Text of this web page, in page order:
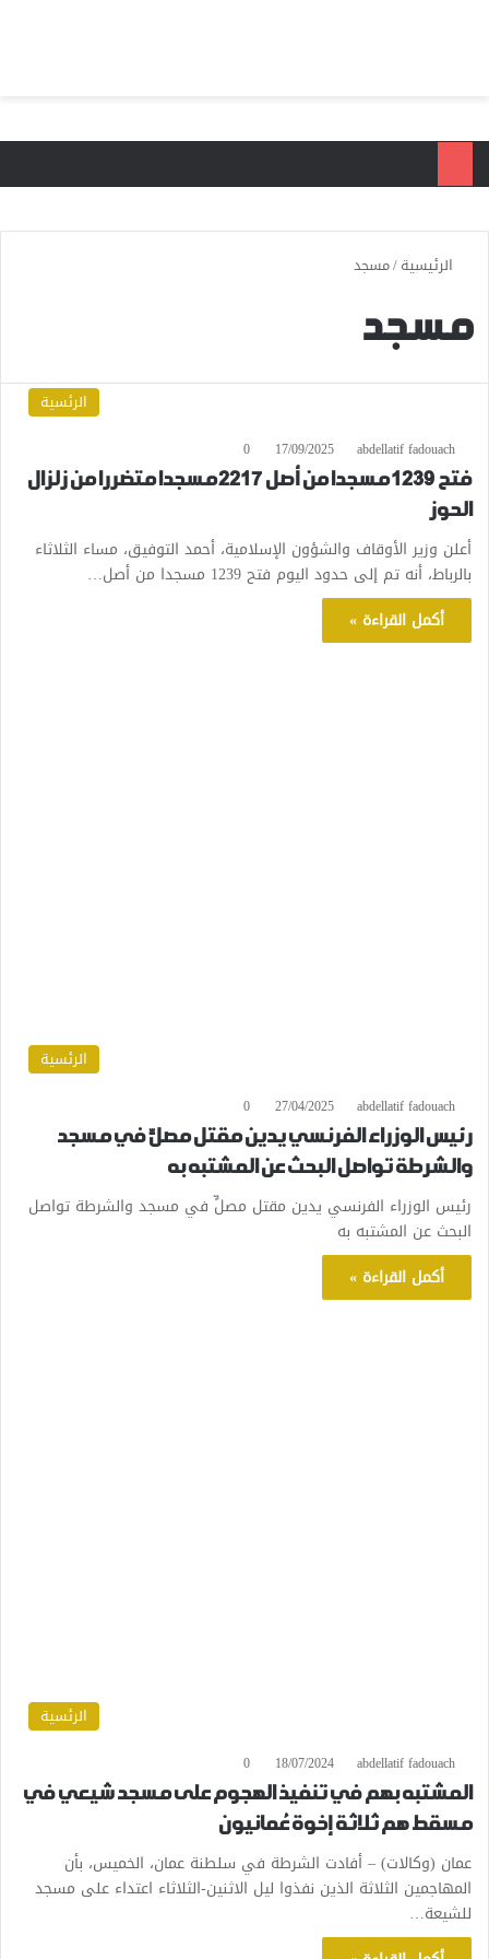
الرئيسية/مسجد
مسجد
الرئسية
abdellatif fadouach
17/09/2025
0
فتح 1239 مسجدا من أصل 2217 مسجدا متضررا من زلزال
الحوز
أعلن وزير الأوقاف والشؤون الإسلامية، أحمد التوفيق، مساء الثلاثاء
بالرباط، أنه تم إلى حدود اليوم فتح 1239 مسجدا من أصل…
أكمل القراءة »
الرئسية
abdellatif fadouach
27/04/2025
0
رئيس الوزراء الفرنسي يدين مقتل مصلٍّ في مسجد
والشرطة تواصل البحث عن المشتبه به
رئيس الوزراء الفرنسي يدين مقتل مصلٍّ في مسجد والشرطة تواصل
البحث عن المشتبه به
أكمل القراءة »
الرئسية
abdellatif fadouach
18/07/2024
0
المشتبه بهم في تنفيذ الهجوم على مسجد شيعي في
مسقط هم ثلاثة إخوة عُمانيون
عمان (وكالات) – أفادت الشرطة في سلطنة عمان، الخميس، بأن
المهاجمين الثلاثة الذين نفذوا ليل الاثنين-الثلاثاء اعتداء على مسجد
للشيعة…